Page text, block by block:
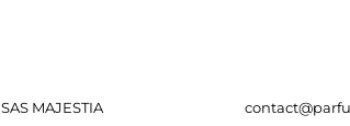
SAS MAJESTIA